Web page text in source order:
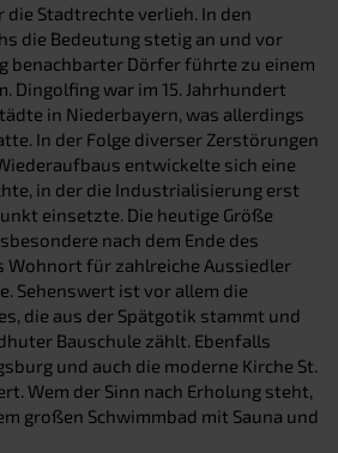
die Stadtrechte verlieh. In den
die Bedeutung stetig an und vor
benachbarter Dörfer führte zu einem
Dingolfing war im 15. Jahrhundert
in Niederbayern, was allerdings
In der Folge diverser Zerstörungen
entwickelte sich eine
in der die Industrialisierung erst
einsetzte. Die heutige Größe
nach dem Ende des
Wohnort für zahlreiche Aussiedler
Sehenswert ist vor allem die
die aus der Spätgotik stammt und
Bauschule zählt. Ebenfalls
und auch die moderne Kirche St.
Wem der Sinn nach Erholung steht,
großen Schwimmbad mit Sauna und